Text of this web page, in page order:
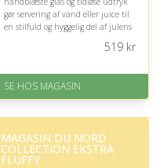
gør servering af vand eller juice til
en stilfuld og hyggelig del af julens
God Trustpilot rating på 4.1 ud
519kr
SE HOS MAGASIN
MAGASIN DU NORD
COLLECTION EKSTRA
FLUFFY